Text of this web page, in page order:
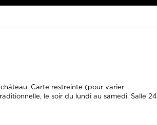
Carte restreinte (pour varier
le soir du lundi au samedi. Salle 24